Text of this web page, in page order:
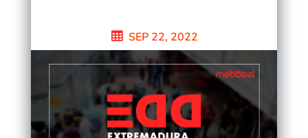
SEP 22, 2022